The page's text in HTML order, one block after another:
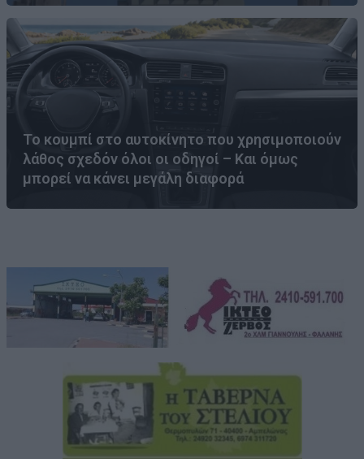
Το κουμπί στο αυτοκίνητο που χρησιμοποιούν
λάθος σχεδόν όλοι οι οδηγοί – Και όμως
μπορεί να κάνει μεγάλη διαφορά